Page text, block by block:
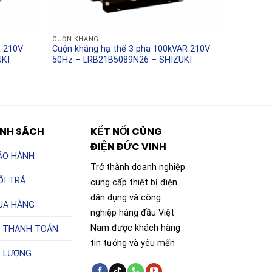
210V
CUỘN KHÁNG
Cuộn kháng hạ thế 3 pha 100kVAR 210V
50Hz – LRB21B5089N26 – SHIZUKI
SÁCH
HÀNH
TRẢ
HÀNG
THANH TOÁN
KẾT NỐI CÙNG
ĐIỆN ĐỨC VINH
Trở thành doanh nghiệp
cung cấp thiết bị điện
dân dụng và công
nghiệp hàng đầu Việt
Nam được khách hàng
tin tưởng và yêu mến